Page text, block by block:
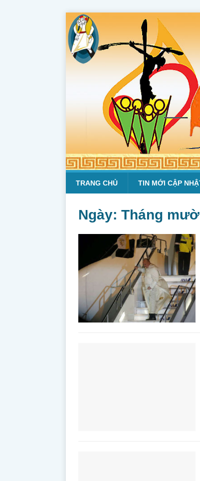
TRANG CHỦ TIN MỚI CẬP
Ngày: Tháng